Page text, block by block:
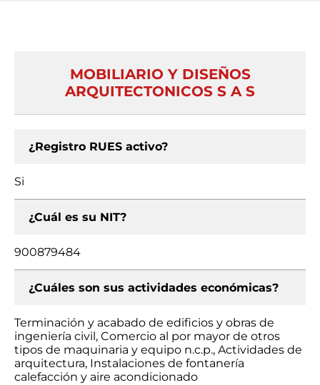
MOBILIARIO Y DISEÑOS
ARQUITECTONICOS S A S
¿Registro RUES activo?
Si
¿Cuál es su NIT?
900879484
¿Cuáles son sus actividades económicas?
Terminación y acabado de edificios y obras de
ingeniería civil, Comercio al por mayor de otros
tipos de maquinaria y equipo n.c.p., Actividades de
arquitectura, Instalaciones de fontanería
calefacción y aire acondicionado